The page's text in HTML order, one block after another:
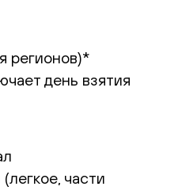
регионов)*
день взятия
части